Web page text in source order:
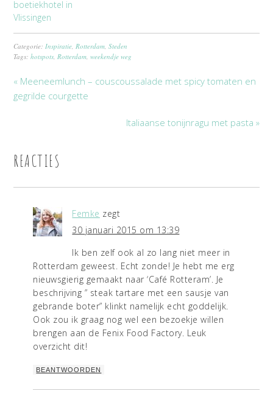
boetiekhotel in
Vlissingen
Categorie: Inspiratie Rotterdam ,Steden
Tags:hotspots Rotterdam ,weekendje weg
« Meeneemlunch – couscoussalade met spicy tomaten en
gegrilde courgette
Italiaanse tonijnragu met pasta »
REACTIES
Femke zegt
30 januari 2015 om 13:39
Ik ben zelf ook al zo lang niet meer in
Rotterdam geweest. Echt zonde! Je hebt me erg
nieuwsgierig gemaakt naar ‘Café Rotteram’. Je
beschrijving ” steak tartare met een sausje van
gebrande boter” klinkt namelijk echt goddelijk.
Ook zou ik graag nog wel een bezoekje willen
brengen aan de Fenix Food Factory. Leuk
overzicht dit!
BEANTWOORDEN